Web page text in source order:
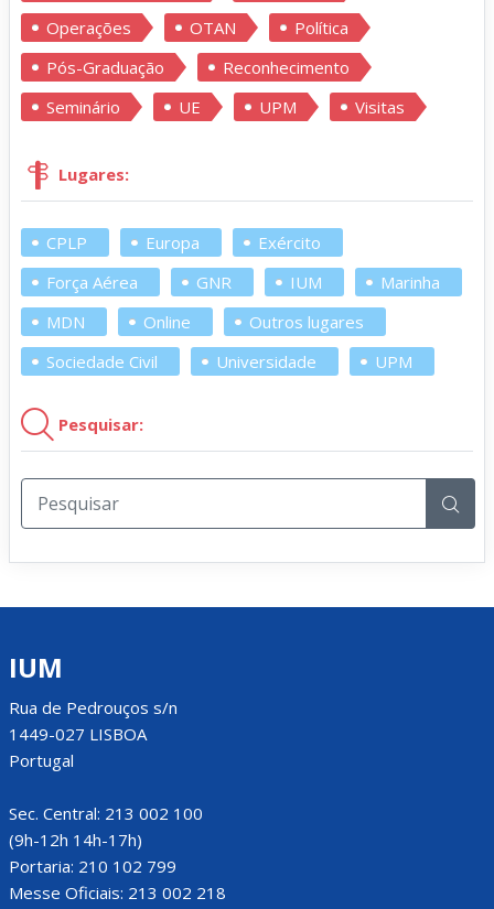
Operações
OTAN
Política
Pós-Graduação
Reconhecimento
Seminário
UE UPM Visitas
Lugares:
CPLP Europa
Exército
Força Aérea
GNR IUM
Marinha
MDN
Online
Outros lugares
Sociedade Civil
Universidade UPM
Pesquisar:
IUM
Rua de Pedrouços s/n
1449-027 LISBOA
Portugal
Sec. Central: 213 002 100
(9h-12h 14h-17h)
Portaria: 210 102 799
Messe Oficiais: 213 002 218